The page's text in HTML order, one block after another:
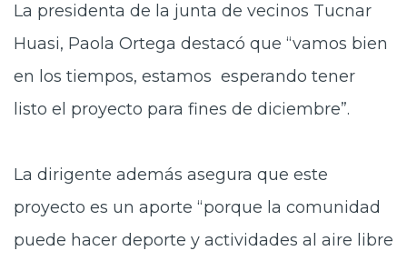
La presidenta de la junta de vecinos Tucnar
Huasi, Paola Ortega destacó que “vamos bien
en los tiempos, estamos esperando tener
listo el proyecto para fines de diciembre”.
La dirigente además asegura que este
proyecto es un aporte “porque la comunidad
puede hacer deporte y actividades al aire libre